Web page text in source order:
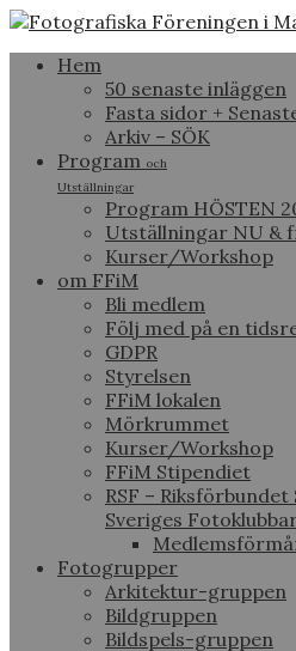
Hem
50 senaste inläggen
Fasta sidor +
Arkiv – SÖK
Program och
Utställningar
Program HÖSTEN
Utställningar NU &
Kurser/Workshop
om FFiM
Bli medlem
Följ med på en
GDPR
Styrelsen
FFiM lokalen
Mörkrummet
Kurser/Workshop
FFiM Stipendiet
RSF –
Sveriges
Fotogrupper
Arkitektur-gruppen
Bildgruppen
Bildspels-gruppen